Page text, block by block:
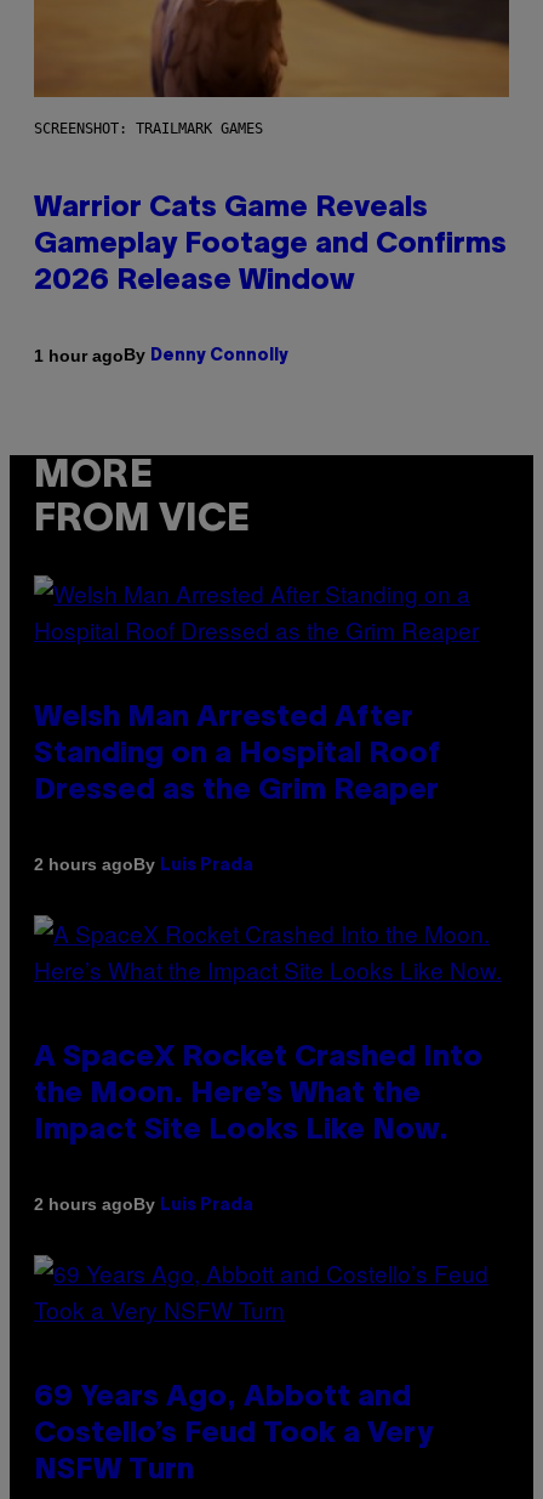
SCREENSHOT: TRAILMARK GAMES
Warrior Cats Game Reveals
Gameplay Footage and Confirms
2026 Release Window
1 hour agoBy Denny Connolly
MORE
FROM VICE
Welsh Man Arrested After
Standing on a Hospital Roof
Dressed as the Grim Reaper
2 hours agoBy Luis Prada
A SpaceX Rocket Crashed Into
the Moon. Here’s What the
Impact Site Looks Like Now.
2 hours agoBy Luis Prada
69 Years Ago, Abbott and
Costello’s Feud Took a Very
NSFW Turn